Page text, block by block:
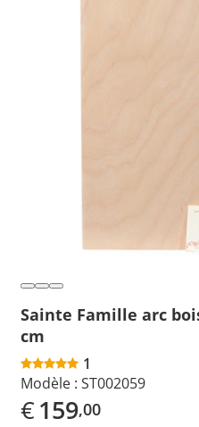
Sainte Famille arc
cm
1
Modèle : ST002059
€159,00